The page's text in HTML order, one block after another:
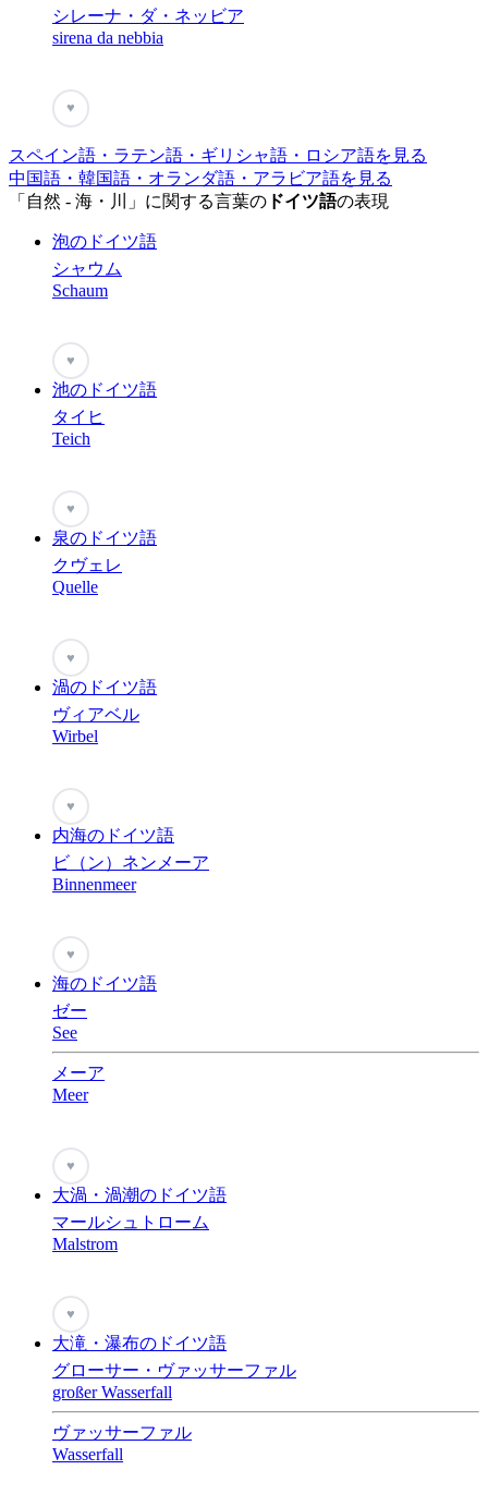
シレーナ・ダ・ネッビア
sirena da nebbia
♥
スペイン語・ラテン語・ギリシャ語・ロシア語を見る
中国語・韓国語・オランダ語・アラビア語を見る
「自然 - 海・川」に関する言葉の ドイツ語の表現
泡のドイツ語
シャウム
Schaum
♥
池のドイツ語
タイヒ
Teich
♥
泉のドイツ語
クヴェレ
Quelle
♥
渦のドイツ語
ヴィアベル
Wirbel
♥
内海のドイツ語
ビ（ン）ネンメーア
Binnenmeer
♥
海のドイツ語
ゼー
See
メーア
Meer
♥
大渦・渦潮のドイツ語
マールシュトローム
Malstrom
♥
大滝・瀑布のドイツ語
グローサー・ヴァッサーファル
großer Wasserfall
ヴァッサーファル
Wasserfall